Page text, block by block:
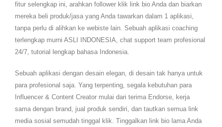
fitur selengkap ini, arahkan follower klik link bio Anda dan biarkan
mereka beli produk/jasa yang Anda tawarkan dalam 1 aplikasi,
tanpa perlu di alihkan ke webiste lain. Sebuah aplikasi coaching
terlengkap murni ASLI INDONESIA, chat support team profesional
24/7, tutorial lengkap bahasa Indonesia.
Sebuah aplikasi dengan desain elegan, di desain tak hanya untuk
para profesional saja. Yang terpenting, segala kebutuhan para
Influencer & Content Creator mulai dari terima Endorse, kerja
sama dengan brand, jual produk sendiri, dan tautkan semua link
media sosial semudah tinggal klik. Tinggalkan link bio lama Anda